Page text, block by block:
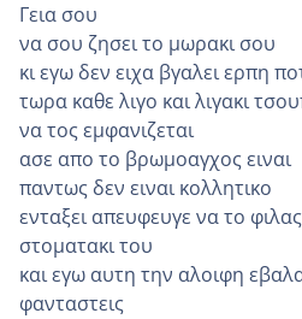
Γεια σου
να σου ζησει το μωρακι σου
κι εγω δεν ειχα βγαλει ερπη
τωρα καθε λιγο και λιγακι
να τος εμφανιζεται
ασε απο το βρωμοαγχος ειναι
παντως δεν ειναι κολλητικο
ενταξει απευφευγε να το
στοματακι του
και εγω αυτη την αλοιφη
φανταστεις